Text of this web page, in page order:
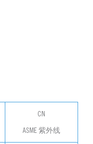
CN
ASME 紫外线